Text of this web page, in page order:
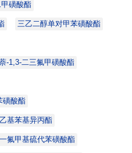
磺酸酯
三乙二醇单对甲苯磺酸酯
-1,3-二三氟甲磺酸酯
磺酸酯
基苯基异丙酯
一氟甲基硫代苯磺酸酯